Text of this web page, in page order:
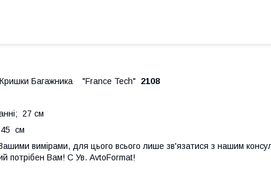
Багажника "France Tech" 2108
27 см
45 см
вимірами, для цього всього лише зв'язатися з нашим
потрібен Вам! С Ув. AvtoFormat!